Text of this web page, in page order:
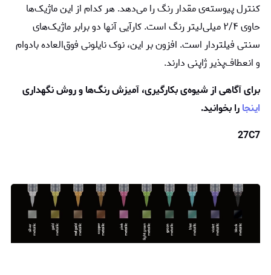
کنترل پیوسته‌ی مقدار رنگ را می‌دهد. هر کدام از این ماژیک‌ها
حاوی ۲/۴ میلی‌لیتر رنگ است. کارآیی آنها دو برابر ماژیک‌های
سنتی فیلتردار است. افزون بر این، نوک نایلونی فوق‌العاده بادوام
و انعطاف‌پذیر ژاپنی دارند.
برای آگاهی از شیوه‌ی بکارگیری، آمیزش رنگ‌ها و روش نگهداری
اینجارا بخوانید.
27C7